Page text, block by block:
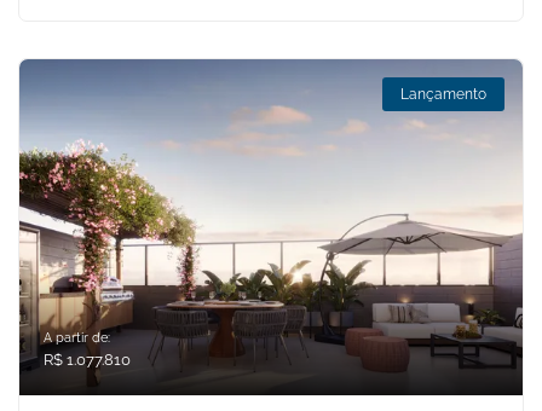
Lançamento
A partir de:
R$ 1.077.810